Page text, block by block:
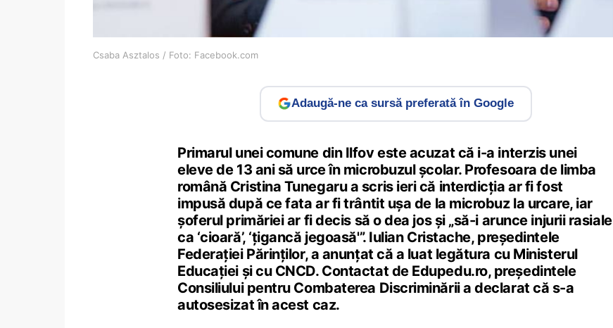
Csaba Asztalos / Foto: Facebook.com
Adaugă-ne ca sursă preferată în Google
Primarul unei comune din Ilfov este acuzat că i-a interzis unei
eleve de 13 ani să urce în microbuzul școlar. Profesoara de limba
română Cristina Tunegaru a scris ieri că interdicția ar fi fost
impusă după ce fata ar fi trântit ușa de la microbuz la urcare, iar
șoferul primăriei ar fi decis să o dea jos și „să-i arunce injurii rasiale
ca ‘cioară’, ‘țigancă jegoasă'”. Iulian Cristache, președintele
Federației Părinților, a anunțat că a luat legătura cu Ministerul
Educației și cu CNCD. Contactat de Edupedu.ro, președintele
Consiliului pentru Combaterea Discriminării a declarat că s-a
autosesizat în acest caz.